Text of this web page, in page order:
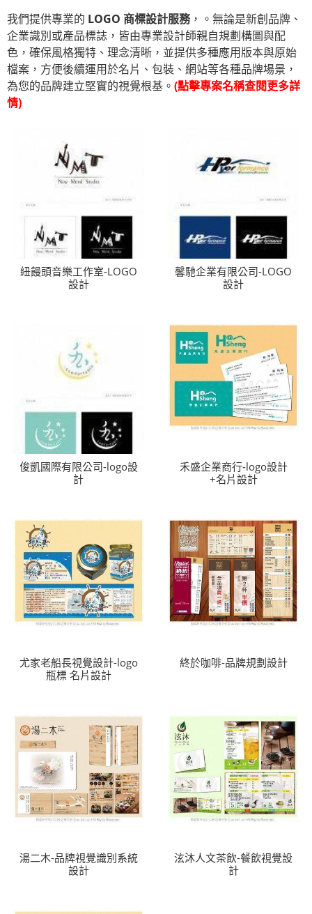
我們提供專業的 LOGO 商標設計服務，。無論是新創品牌、
企業識別或產品標誌，皆由專業設計師親自規劃構圖與配
色，確保風格獨特、理念清晰，並提供多種應用版本與原始
檔案，方便後續運用於名片、包裝、網站等各種品牌場景，
為您的品牌建立堅實的視覺根基。 (點擊專案名稱查閱更多詳
情)
紐饅頭音樂工作室-LOGO
設計
馨馳企業有限公司-LOGO
設計
俊凱國際有限公司-logo設
計
禾盛企業商行-logo設計
+名片設計
尤家老船長視覺設計-logo
瓶標 名片設計
終於咖啡-品牌規劃設計
湯二木-品牌視覺識別系統
設計
泫沐人文茶飲-餐飲視覺設
計